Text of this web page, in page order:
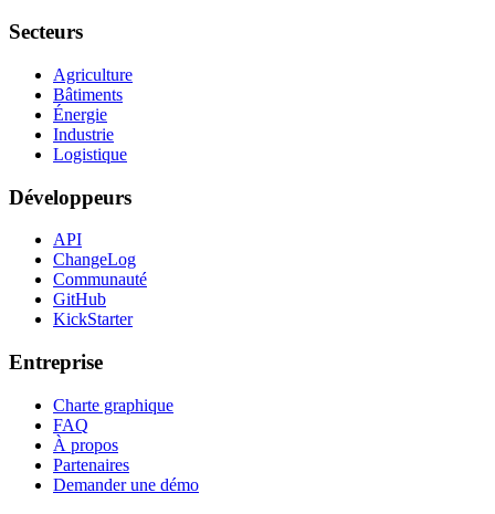
Secteurs
Agriculture
Bâtiments
Énergie
Industrie
Logistique
Développeurs
API
ChangeLog
Communauté
GitHub
KickStarter
Entreprise
Charte graphique
FAQ
À propos
Partenaires
Demander une démo